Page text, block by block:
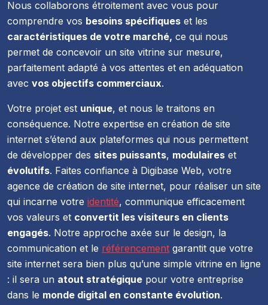
Nous collaborons étroitement avec vous pour
comprendre vos besoins spécifiques et les
caractéristiques de votre marché, ce qui nous
permet de concevoir un site vitrine sur mesure,
parfaitement adapté à vos attentes et en adéquation
avec vos objectifs commerciaux.
Votre projet est unique, et nous le traitons en
conséquence. Notre expertise en création de site
internet s’étend aux plateformes qui nous permettent
de développer des sites puissants, modulaires et
évolutifs. Faites confiance à Digibase Web, votre
agence de création de site internet, pour réaliser un site
qui incarne votre identité, communique efficacement
vos valeurs et convertit les visiteurs en clients
engagés. Notre approche axée sur le design, la
communication et le référencement garantit que votre
site internet sera bien plus qu’une simple vitrine en ligne
: il sera un atout stratégique pour votre entreprise
dans le monde digital en constante évolution.